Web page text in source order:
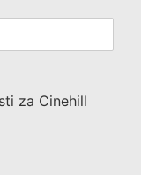
za Cinehill